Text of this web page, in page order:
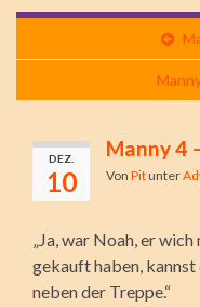
DEZ.
10
Manny 4
Von Pitunter
„Ja, war Noah, er
gekauft haben,
neben der Treppe.“